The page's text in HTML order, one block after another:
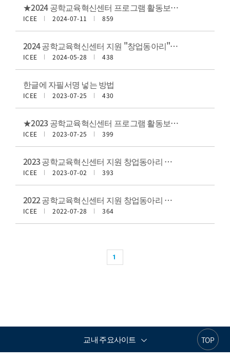
★2024 공학교육혁신센터 프로그램 활동보고서(참가소감문) 서식★
ICEE 2024-07-11 859
2024 공학교육혁신센터 지원 "창업동아리" 지원금 관련 매뉴얼 및 서식
ICEE 2024-05-28 438
한글에 자필서명 넣는 방법
ICEE 2023-07-25 430
★2023 공학교육혁신센터 프로그램 활동보고서(참가소감문) 서식★
ICEE 2023-07-25 399
2023 공학교육혁신센터 지원 창업동아리 지원금 관련 매뉴얼 및 관련 서식
ICEE 2023-07-02 393
2022 공학교육혁신센터 지원 창업동아리 지원금 사용 매뉴얼 및 관련 서식
ICEE 2022-07-28 364
1
TOP
교내 주요사이트